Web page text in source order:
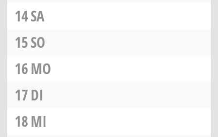
14SA
15SO
16MO
17DI
18MI